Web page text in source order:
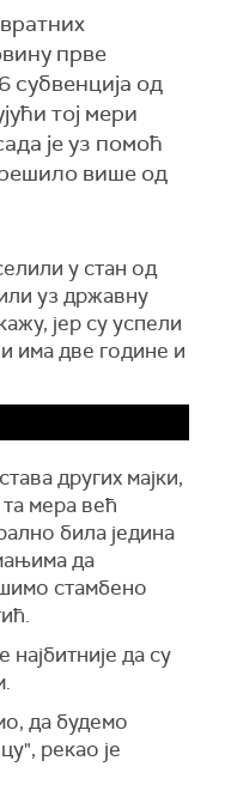
прве
субвенција од
тој мери
је уз помоћ
више од
у стан од
уз државну
јер су успели
има две године и
других мајки,
мера већ
била једина
да
стамбено
да су
да будемо
рекао је